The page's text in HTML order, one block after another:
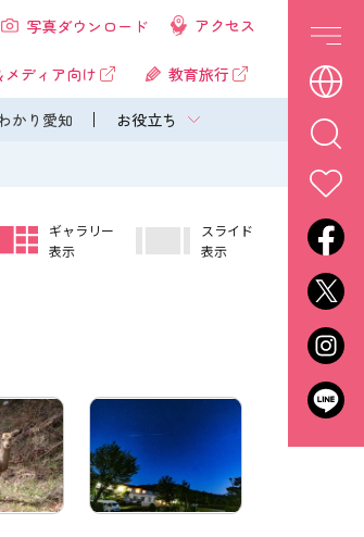
かり愛知 お役立ち
写真ダウンロード アクセス
ディア向け 教育旅行
ギャラリー
表示
スライド
表示